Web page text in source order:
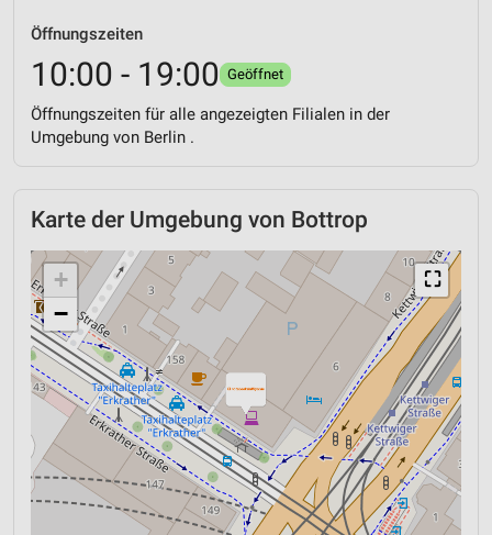
Öffnungszeiten
10:00 - 19:00 Geöffnet
Öffnungszeiten für alle angezeigten Filialen in der
Umgebung von Berlin .
Karte der Umgebung von Bottrop
⛶
+
−